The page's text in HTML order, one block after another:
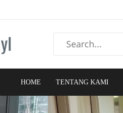
HOME TENTANG KAMI